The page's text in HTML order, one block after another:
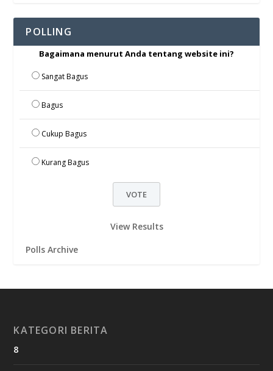
POLLING
Bagaimana menurut Anda tentang website ini?
Sangat Bagus
Bagus
Cukup Bagus
Kurang Bagus
View Results
Polls Archive
KATEGORI BERITA
8